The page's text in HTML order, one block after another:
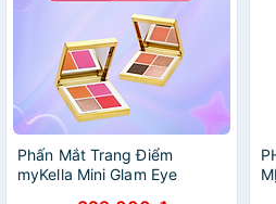
Phấn Mắt Trang Điểm
myKella Mini Glam Eye